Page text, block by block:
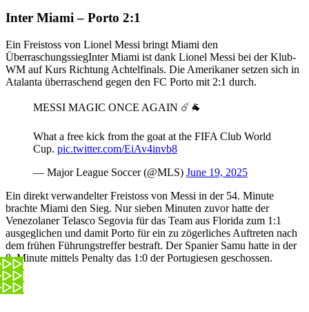
Inter Miami – Porto 2:1
Ein Freistoss von Lionel Messi bringt Miami den
ÜberraschungssiegInter Miami ist dank Lionel Messi bei der Klub-
WM auf Kurs Richtung Achtelfinals. Die Amerikaner setzen sich in
Atalanta überraschend gegen den FC Porto mit 2:1 durch.
MESSI MAGIC ONCE AGAIN ☄️🐐
What a free kick from the goat at the FIFA Club World
Cup. pic.twitter.com/EiAv4invb8
— Major League Soccer (@MLS) June 19, 2025
Ein direkt verwandelter Freistoss von Messi in der 54. Minute
brachte Miami den Sieg. Nur sieben Minuten zuvor hatte der
Venezolaner Telasco Segovia für das Team aus Florida zum 1:1
ausgeglichen und damit Porto für ein zu zögerliches Auftreten nach
dem frühen Führungstreffer bestraft. Der Spanier Samu hatte in der
8. Minute mittels Penalty das 1:0 der Portugiesen geschossen.